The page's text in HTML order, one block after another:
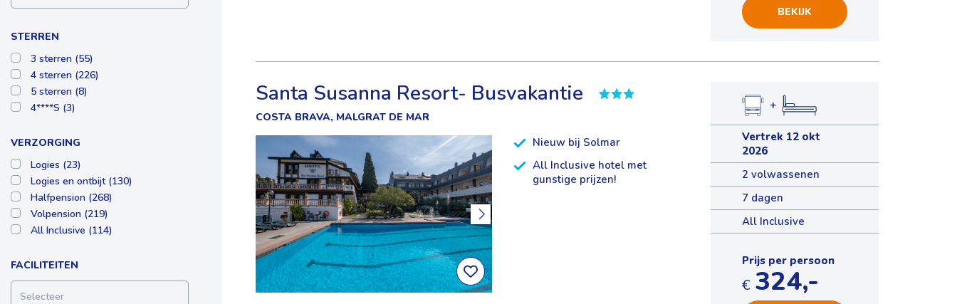
STERREN
3 sterren (55)
4 sterren (226)
5 sterren (8)
4****S (3)
VERZORGING
Logies (23)
Logies en ontbijt (130)
Halfpension (268)
Volpension (219)
All Inclusive (114)
FACILITEITEN
Selecteer
BEKIJK
Santa Susanna Resort- Busvakantie
COSTA BRAVA, MALGRAT DE MAR
Nieuw bij Solmar
All Inclusive hotel met
gunstige prijzen!
+
Vertrek 12 okt
2026
2 volwassenen
7 dagen
All Inclusive
Prijs per persoon
€ 324,-